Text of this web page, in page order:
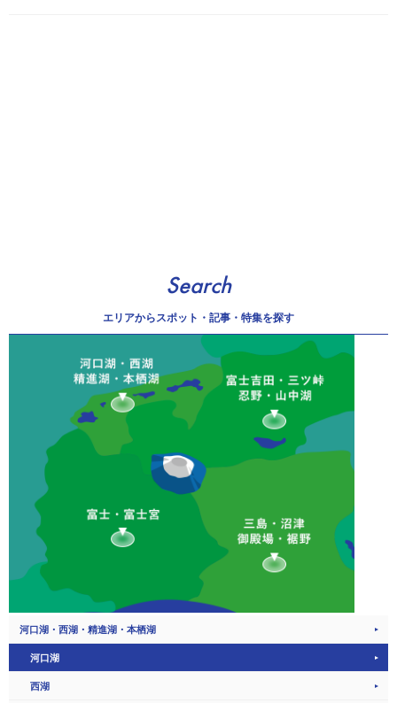
Search
エリアからスポット・記事・特集を探す
河口湖・西湖・精進湖・本栖湖
河口湖
西湖